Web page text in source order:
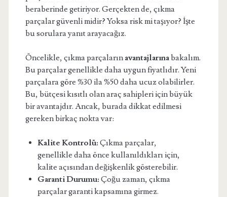
beraberinde getiriyor. Gerçekten de, çıkma
parçalar güvenli midir? Yoksa risk mi taşıyor? İşte
bu sorulara yanıt arayacağız.
Öncelikle, çıkma parçaların avantajlarınabakalım.
Bu parçalar genellikle daha uygun fiyatlıdır. Yeni
parçalara göre %30 ila %50 daha ucuz olabilirler.
Bu, bütçesi kısıtlı olan araç sahipleri için büyük
bir avantajdır. Ancak, burada dikkat edilmesi
gereken birkaç nokta var:
Kalite Kontrolü: Çıkma parçalar,
genellikle daha önce kullanıldıkları için,
kalite açısından değişkenlik gösterebilir.
Garanti Durumu: Çoğu zaman, çıkma
parçalar garanti kapsamına girmez.